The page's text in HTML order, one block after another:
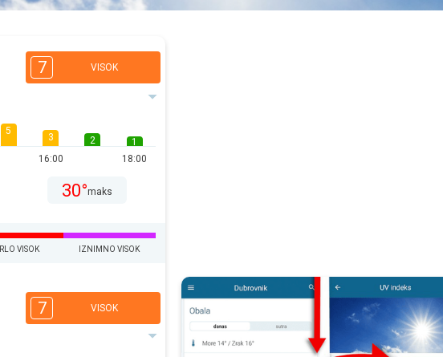
7 VISOK
5
3
16:00
2
1
18:00
30°maks
VISOK IZNIMNO VISOK
7 VISOK
UV zračenje nije štetno samo ljeti. Kako pratiti